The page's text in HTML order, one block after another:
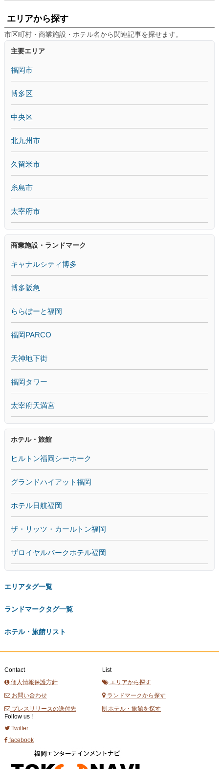
エリアから探す
市区町村・商業施設・ホテル名から関連記事を探せます。
主要エリア
福岡市
博多区
中央区
北九州市
久留米市
糸島市
太宰府市
商業施設・ランドマーク
キャナルシティ博多
博多阪急
ららぽーと福岡
福岡PARCO
天神地下街
福岡タワー
太宰府天満宮
ホテル・旅館
ヒルトン福岡シーホーク
グランドハイアット福岡
ホテル日航福岡
ザ・リッツ・カールトン福岡
ザロイヤルパークホテル福岡
エリアタグ一覧
ランドマークタグ一覧
ホテル・旅館リスト
Contact
個人情報保護方針
お問い合わせ
プレスリリースの送付先
List
エリアから探す
ランドマークから探す
ホテル・旅館を探す
Follow us !
Twitter
facebook